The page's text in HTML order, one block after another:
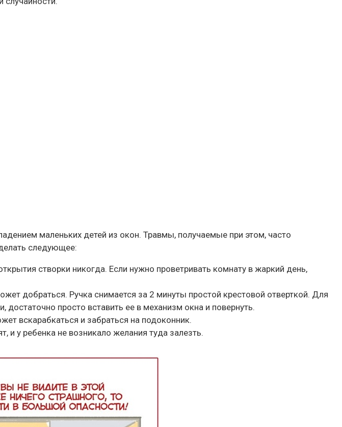
маленьких детей из окон. Травмы, получаемые при этом, часто
следующее:
створки никогда. Если нужно проветривать комнату в жаркий день,
добраться. Ручка снимается за 2 минуты простой крестовой отверткой. Для
просто вставить ее в механизм окна и повернуть.
вскарабкаться и забраться на подоконник.
и у ребенка не возникало желания туда залезть.